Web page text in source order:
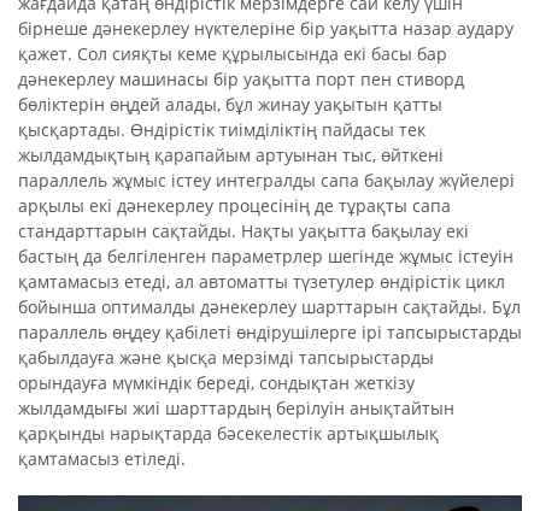
бірнеше дәнекерлеу нүктелеріне бір уақытта назар аудару
қажет. Сол сияқты кеме құрылысында екі басы бар
дәнекерлеу машинасы бір уақытта порт пен стиворд
бөліктерін өңдей алады, бұл жинау уақытын қатты
қысқартады. Өндірістік тиімділіктің пайдасы тек
жылдамдықтың қарапайым артуынан тыс, өйткені
параллель жұмыс істеу интегралды сапа бақылау жүйелері
арқылы екі дәнекерлеу процесінің де тұрақты сапа
стандарттарын сақтайды. Нақты уақытта бақылау екі
бастың да белгіленген параметрлер шегінде жұмыс істеуін
қамтамасыз етеді, ал автоматты түзетулер өндірістік цикл
бойынша оптималды дәнекерлеу шарттарын сақтайды. Бұл
параллель өңдеу қабілеті өндірушілерге ірі тапсырыстарды
қабылдауға және қысқа мерзімді тапсырыстарды
орындауға мүмкіндік береді, сондықтан жеткізу
жылдамдығы жиі шарттардың берілуін анықтайтын
қарқынды нарықтарда бәсекелестік артықшылық
қамтамасыз етіледі.